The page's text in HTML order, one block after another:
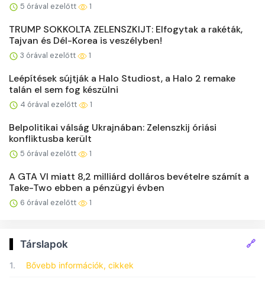
5 órával ezelőtt 1
TRUMP SOKKOLTA ZELENSZKIJT: Elfogytak a rakéták,
Tajvan és Dél-Korea is veszélyben!
3 órával ezelőtt 1
Leépítések sújtják a Halo Studiost, a Halo 2 remake
talán el sem fog készülni
4 órával ezelőtt 1
Belpolitikai válság Ukrajnában: Zelenszkij óriási
konfliktusba került
5 órával ezelőtt 1
A GTA VI miatt 8,2 milliárd dolláros bevételre számít a
Take-Two ebben a pénzügyi évben
6 órával ezelőtt 1
Társlapok 🔗
1. Bővebb információk, cikkek